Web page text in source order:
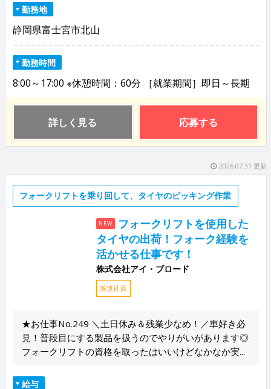
勤務地
静岡県富士宮市北山
勤務時間
8:00～17:00 ※休憩時間：60分 ［就業期間］即日～長期
詳しく見る 応募する
2026.07.31 更新
フォークリフトを乗り回して、タイヤのピッキング作業
NEW
フォークリフトを使用した
タイヤの出荷！フォーク経験を
活かせる仕事です！
株式会社アイ・ブロード
派遣社員
★お仕事No.249 ＼土日休み＆残業少なめ！／車好き必
見！普段目にする製品を扱うのでやりがいがあります◎
フォークリフトの資格を取ったはいいけどなかなか実...
給与